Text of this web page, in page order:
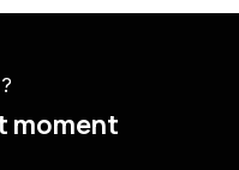
moment